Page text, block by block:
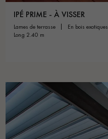
IPÉ PRIME - À VISSER
lames de terrasse en bois exotiques
long 2.40 m